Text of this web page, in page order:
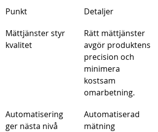
Punkt
Detaljer
Mättjänster styr
kvalitet
Rätt mättjänster
avgör produktens
precision och
minimera
kostsam
omarbetning.
Automatisering
ger nästa nivå
Automatiserad
mätning